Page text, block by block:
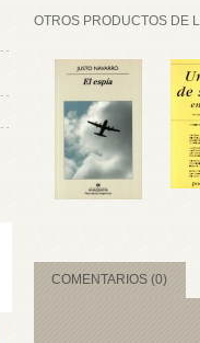
OTROS PRODUCTOS DE
COMENTARIOS (0)